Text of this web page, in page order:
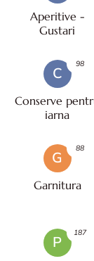
Aperitive -
Gustari
C
Conserve
iarna
98
G
Garnitura
88
P
187